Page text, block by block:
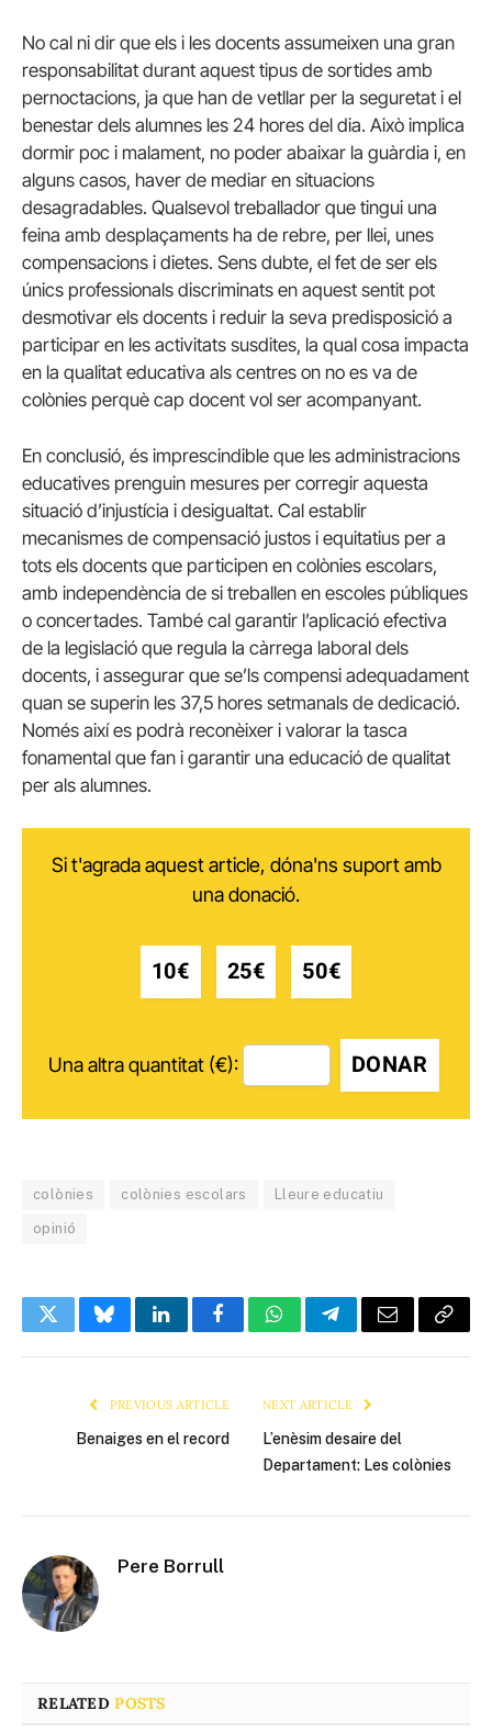
No cal ni dir que els i les docents assumeixen una gran
responsabilitat durant aquest tipus de sortides amb
pernoctacions, ja que han de vetllar per la seguretat i el
benestar dels alumnes les 24 hores del dia. Això implica
dormir poc i malament, no poder abaixar la guàrdia i, en
alguns casos, haver de mediar en situacions
desagradables. Qualsevol treballador que tingui una
feina amb desplaçaments ha de rebre, per llei, unes
compensacions i dietes. Sens dubte, el fet de ser els
únics professionals discriminats en aquest sentit pot
desmotivar els docents i reduir la seva predisposició a
participar en les activitats susdites, la qual cosa impacta
en la qualitat educativa als centres on no es va de
colònies perquè cap docent vol ser acompanyant.
En conclusió, és imprescindible que les administracions
educatives prenguin mesures per corregir aquesta
situació d’injustícia i desigualtat. Cal establir
mecanismes de compensació justos i equitatius per a
tots els docents que participen en colònies escolars,
amb independència de si treballen en escoles públiques
o concertades. També cal garantir l’aplicació efectiva
de la legislació que regula la càrrega laboral dels
docents, i assegurar que se’ls compensi adequadament
quan se superin les 37,5 hores setmanals de dedicació.
Només així es podrà reconèixer i valorar la tasca
fonamental que fan i garantir una educació de qualitat
per als alumnes.
Si t'agrada aquest article, dóna'ns suport amb
una donació.
10€ 25€ 50€
Una altra quantitat (€): DONAR
colònies colònies escolars Lleure educatiu
opinió
TwitterBlueskyLinkedInFacebookWhatsAppTelegramEmail Copy
PREVIOUS ARTICLE
Benaiges en el record
NEXT ARTICLE
L’enèsim desaire del
Departament: Les colònies
Pere Borrull
RELATEDPOSTS